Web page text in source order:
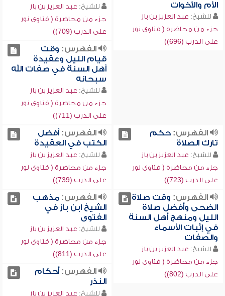
الأم والأخوات
للشيخ: عبد العزيز بن باز
جزء من محاضرة ( فتاوى نور
على الدرب (696))
للشيخ: عبد العزيز بن باز
جزء من محاضرة ( فتاوى نور
على الدرب (709))
الفهرس: وقت
قيام الليل وعقيدة
أهل السنة في صفات الله
سبحانه
للشيخ: عبد العزيز بن باز
جزء من محاضرة ( فتاوى نور
على الدرب (711))
الفهرس:حكم
تارك الصلاة
للشيخ: عبد العزيز بن باز
جزء من محاضرة ( فتاوى نور
على الدرب (723))
الفهرس:أفضل
الكتب في العقيدة
للشيخ: عبد العزيز بن باز
جزء من محاضرة ( فتاوى نور
على الدرب (739))
الفهرس: وقت صلاة
الضحى وأفضل صلاة
الليل ومنهج أهل السنة
في إثبات الأسماء
والصفات
للشيخ: عبد العزيز بن باز
جزء من محاضرة ( فتاوى نور
على الدرب (802))
الفهرس:مذهب
الشيخ ابن باز في
الفتوى
للشيخ: عبد العزيز بن باز
جزء من محاضرة ( فتاوى نور
على الدرب (811))
الفهرس:أحكام
النذر
للشيخ: عبد العزيز بن باز